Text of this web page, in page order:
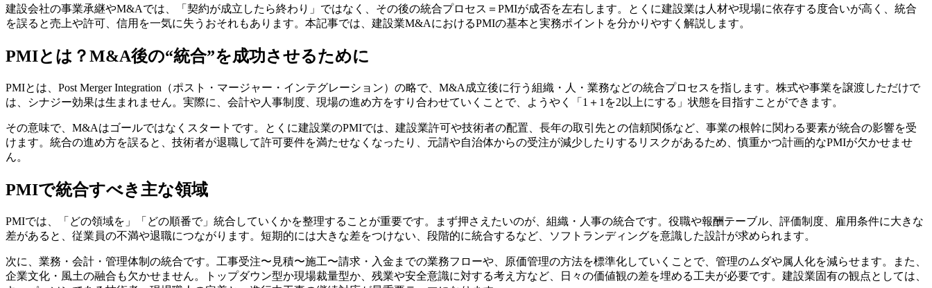
建設会社の事業承継やM&Aでは、「契約が成立したら終わり」ではなく、その後の統合プロセス＝PMIが成否を左右します。とくに建設業は人材や現場に依存する度合いが高く、統合
を誤ると売上や許可、信用を一気に失うおそれもあります。本記事では、建設業M&AにおけるPMIの基本と実務ポイントを分かりやすく解説します。
PMIとは？M&A後の“統合”を成功させるために
PMIとは、 Post Merger Integration（ポスト・マージャー・インテグレーション）の略で、M&A成立後に行う組織・人・業務などの統合プロセス を指します。株式や事業を譲渡しただけで
は、シナジー効果は生まれません。実際に、会計や人事制度、現場の進め方をすり合わせていくことで、ようやく「1＋1を2以上にする」状態を目指すことができます。
その意味で、M&Aはゴールではなくスタートです。とくに建設業のPMIでは、 建設業許可や技術者の配置、長年の取引先との信頼関係など、事業の根幹に関わる要素が統合の影響を受
けます。統合の進め方を誤ると、技術者が退職して許可要件を満たせなくなったり、元請や自治体からの受注が減少したりするリスクがあるため、慎重かつ計画的なPMIが欠かせませ
ん。
PMIで統合すべき主な領域
PMIでは、「どの領域を」「どの順番で」統合していくかを整理することが重要です。まず押さえたいのが、組織・人事の統合です。役職や報酬テーブル、評価制度、雇用条件に大きな
差があると、従業員の不満や退職につながります。 短期的には大きな差をつけない、段階的に統合するなど、ソフトランディングを意識した設計が求められます。
次に、業務・会計・管理体制の統合です。工事受注〜見積〜施工〜請求・入金までの業務フローや、原価管理の方法を標準化していくことで、管理のムダや属人化を減らせます。また、
企業文化・風土の融合も欠かせません。トップダウン型か現場裁量型か、残業や安全意識に対する考え方など、日々の価値観の差を埋める工夫が必要です。建設業固有の観点としては、